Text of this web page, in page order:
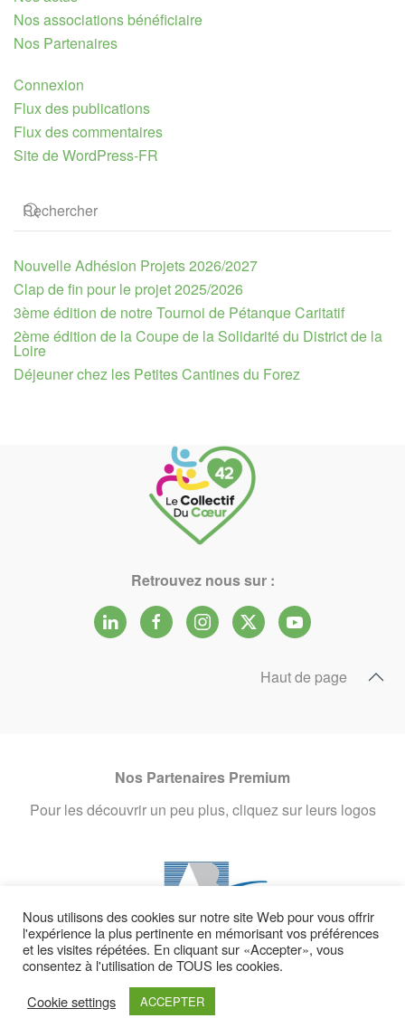
Nos associations bénéficiaire
Nos Partenaires
Connexion
Flux des publications
Flux des commentaires
Site de WordPress-FR
Nouvelle Adhésion Projets 2026/2027
Clap de fin pour le projet 2025/2026
3ème édition de notre Tournoi de Pétanque Caritatif
2ème édition de la Coupe de la Solidarité du District de la
Loire
Déjeuner chez les Petites Cantines du Forez
Retrouvez nous sur :
Haut de page
Nos Partenaires Premium
Pour les découvrir un peu plus, cliquez sur leurs logos
Nous utilisons des cookies sur notre site Web pour vous offrir
l'expérience la plus pertinente en mémorisant vos préférences
et les visites répétées. En cliquant sur «Accepter», vous
consentez à l'utilisation de TOUS les cookies.
Cookie settings
ACCEPTER